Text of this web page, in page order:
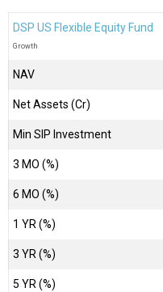
DSP US Flexible Equity Fund
Growth
NAV
Net Assets (Cr)
Min SIP Investment
3 MO (%)
6 MO (%)
1 YR (%)
3 YR (%)
5 YR (%)